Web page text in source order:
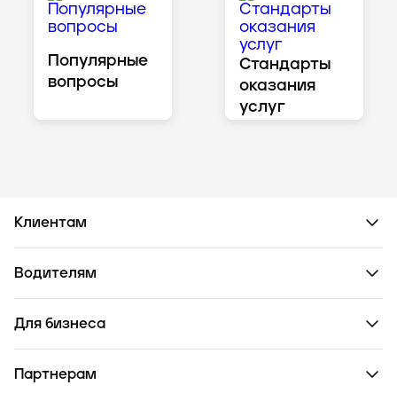
Популярные
вопросы
Стандарты
оказания
услуг
Клиентам
Водителям
Для бизнеса
Партнерам